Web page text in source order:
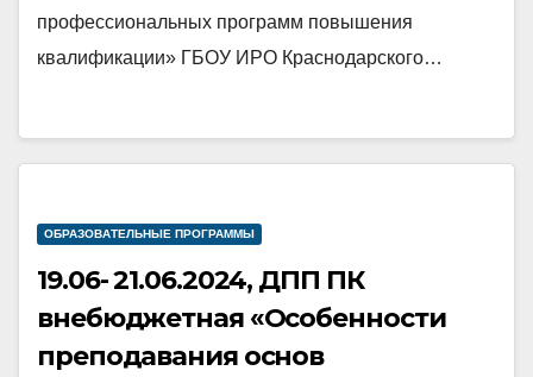
профессиональных программ повышения
квалификации» ГБОУ ИРО Краснодарского…
ОБРАЗОВАТЕЛЬНЫЕ ПРОГРАММЫ
19.06- 21.06.2024, ДПП ПК
внебюджетная «Особенности
преподавания основ